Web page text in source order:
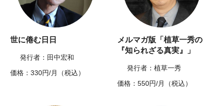
世に倦む日日
発行者：田中宏和
価格：330円/月（税込）
メルマガ版「植草一秀の
『知られざる真実』」
発行者：植草一秀
価格：550円/月（税込）